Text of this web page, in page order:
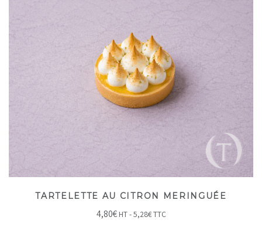
TARTELETTE AU CITRON MERINGUÉE
4,80€ HT -5,28€TTC